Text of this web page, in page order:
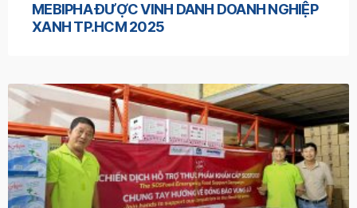
MEBIPHA ĐƯỢC VINH DANH DOANH NGHIỆP
XANH TP.HCM 2025